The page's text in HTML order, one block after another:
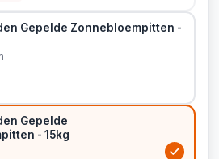
Gepelde Zonnebloempitten -
Gepelde
- 15kg